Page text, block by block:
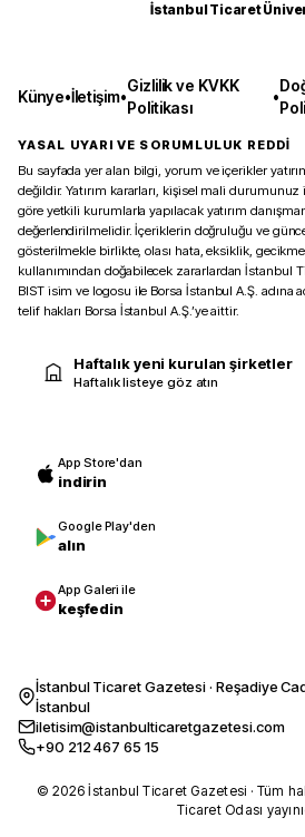
İstanbul Ticaret
Künye•İletişim•
Gizlilik ve KVKK
Politikası
•
YASAL UYARI VE SORUMLULUK REDDİ
Bu sayfada yer alan bilgi, yorum ve içerikler
değildir. Yatırım kararları, kişisel mali
göre yetkili kurumlarla yapılacak yatırım
değerlendirilmelidir. İçeriklerin doğruluğu ve
gösterilmekle birlikte, olası hata, eksiklik,
kullanımından doğabilecek zararlardan İstanbul
BIST isim ve logosu ile Borsa İstanbul A.Ş. adına
telif hakları Borsa İstanbul A.Ş.’ye aittir.
Haftalık yeni kurulan şirketler
Haftalık listeye göz atın
App Store'dan
indirin
Google Play'den
alın
App Galeri ile
keşfedin
İstanbul Ticaret Gazetesi · Reşadiye
İstanbul
iletisim@istanbulticaretgazetesi.com
+90 212 467 65 15
© 2026 İstanbul Ticaret Gazetesi · Tüm
Ticaret Odası